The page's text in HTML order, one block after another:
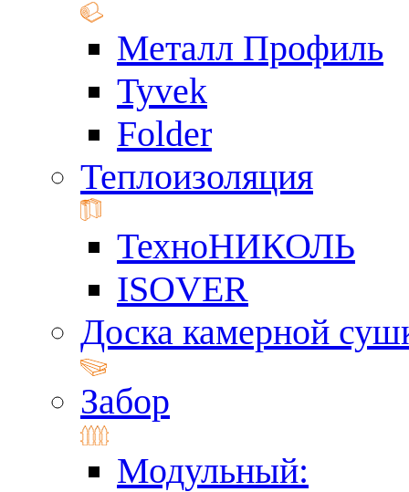
Металл Профиль
Tyvek
Folder
Теплоизоляция
ТехноНИКОЛЬ
ISOVER
Доска камерной
Забор
Модульный: